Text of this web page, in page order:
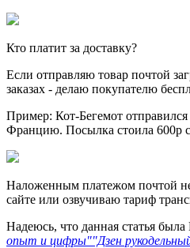
Кто платит за доставку?
Если отправляю товар почтой
заказах - делаю покупателю
Пример: Кот-Бегемот
Францию. Посылка стоила 600р с
Наложенным платежом почтой не
сайте или озвучиваю тариф
Надеюсь, что данная статья
опыт и цифры""Дзен